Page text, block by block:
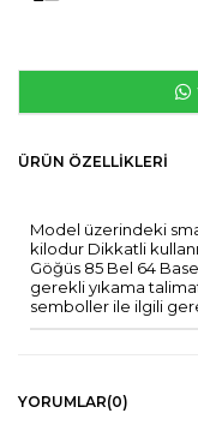
ÜRÜN ÖZELLIKLERI
Model üzerindeki
kilodur Dikkatli
Göğüs 85 Bel 64
gerekli yıkama
semboller ile ilgili
YORUMLAR(0)